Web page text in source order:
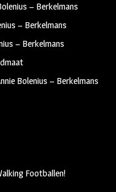
– Berkelmans
– Berkelmans
– Berkelmans
Bolenius – Berkelmans
Footballen!